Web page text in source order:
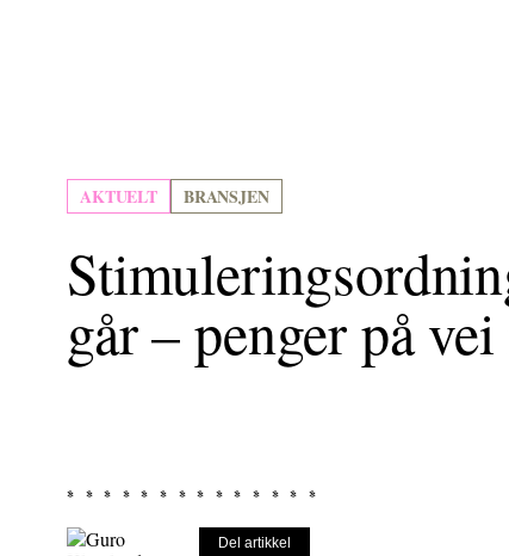
AKTUELT BRANSJEN
går – penger på
Del artikkel